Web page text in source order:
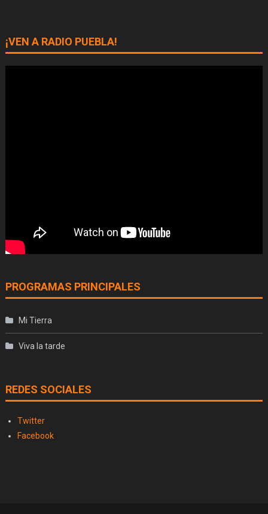
¡VEN A RADIO PUEBLA!
PROGRAMAS PRINCIPALES
Mi Tierra
Viva la tarde
REDES SOCIALES
Twitter
Facebook